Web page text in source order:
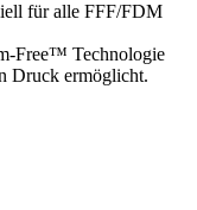
für alle FFF/FDM
Free™ Technologie
Druck ermöglicht.